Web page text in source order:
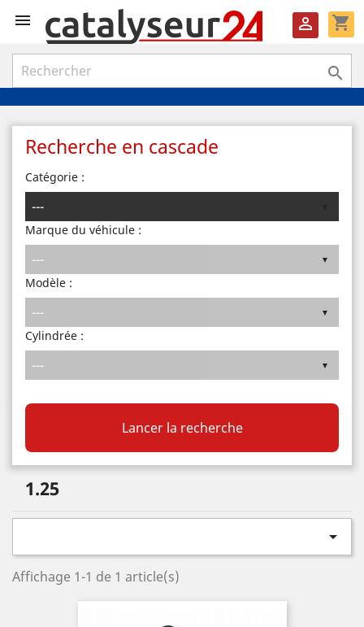
 shopping_cart


Recherche en cascade
Catégorie :
Marque du véhicule :
Modèle :
Cylindrée :
Lancer la recherche
1.25

Affichage 1-1 de 1 article(s)